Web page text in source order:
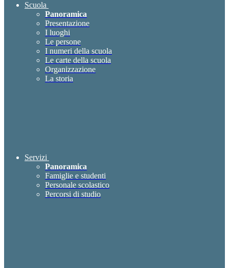
Scuola
Panoramica
Presentazione
I luoghi
Le persone
I numeri della scuola
Le carte della scuola
Organizzazione
La storia
Servizi
Panoramica
Famiglie e studenti
Personale scolastico
Percorsi di studio